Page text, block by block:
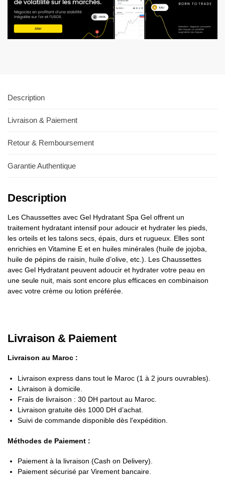
Description
Livraison & Paiement
Retour & Remboursement
Garantie Authentique
Description
Les Chaussettes avec Gel Hydratant Spa Gel offrent un
traitement hydratant intensif pour adoucir et hydrater les pieds,
les orteils et les talons secs, épais, durs et rugueux. Elles sont
enrichies en Vitamine E et en huiles minérales (huile de jojoba,
huile de pépins de raisin, huile d’olive, etc.). Les Chaussettes
avec Gel Hydratant peuvent adoucir et hydrater votre peau en
une seule nuit, mais sont encore plus efficaces en combinaison
avec votre crème ou lotion préférée.
Livraison & Paiement
Livraison au Maroc :
Livraison express dans tout le Maroc (1 à 2 jours ouvrables).
Livraison à domicile.
Frais de livraison : 30 DH partout au Maroc.
Livraison gratuite dès 1000 DH d’achat.
Suivi de commande disponible dès l'expédition.
Méthodes de Paiement :
Paiement à la livraison (Cash on Delivery).
Paiement sécurisé par Virement bancaire.